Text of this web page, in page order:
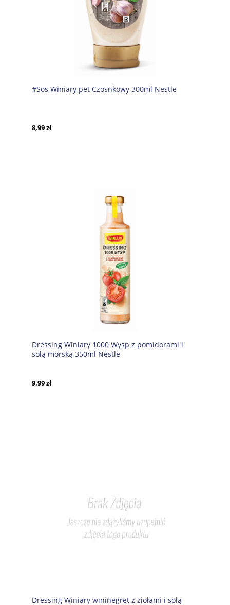
#Sos Winiary pet Czosnkowy 300ml Nestle
8,99 zł
Dressing Winiary 1000 Wysp z pomidorami i
solą morską 350ml Nestle
9,99 zł
Dressing Winiary wininegret z ziołami i solą